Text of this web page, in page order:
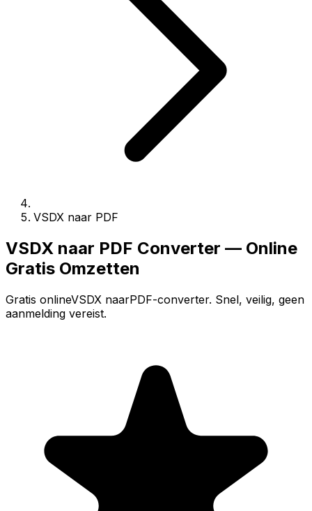
VSDX naar PDF
VSDX naar PDF Converter — Online
Gratis Omzetten
Gratis onlineVSDX naarPDF-converter. Snel, veilig, geen
aanmelding vereist.